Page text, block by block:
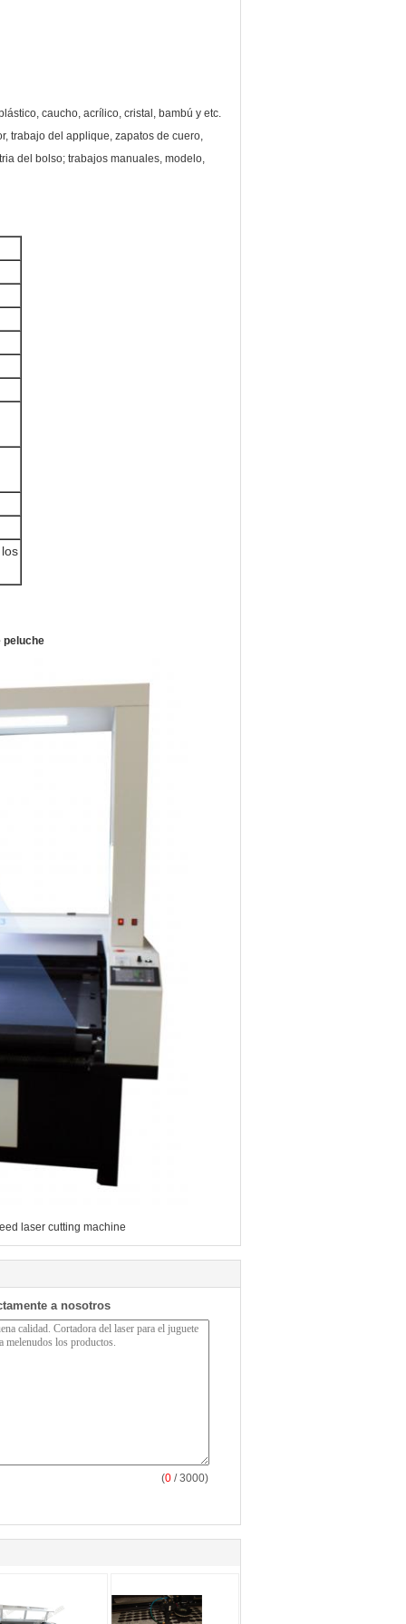
caucho, acrílico, cristal, bambú y etc.
trabajo del applique, zapatos de cuero,
del bolso; trabajos manuales, modelo,
peluche
laser cutting machine
a nosotros
(0 / 3000)